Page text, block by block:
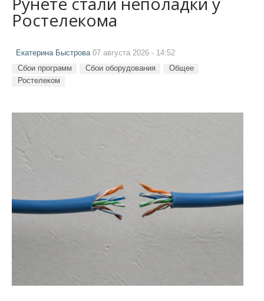
Ростелекома
Екатерина Быстрова 07 августа 2026 - 14:52
Сбои программ Сбои оборудования
Общее
Ростелеком